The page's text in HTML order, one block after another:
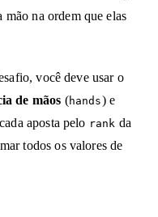
mão na ordem que elas
você deve usar o
de mãos (hands) e
aposta pelo rank da
todos os valores de